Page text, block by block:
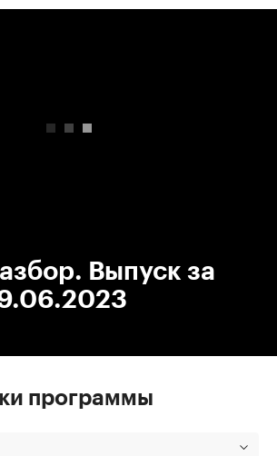
Выпуск за
программы